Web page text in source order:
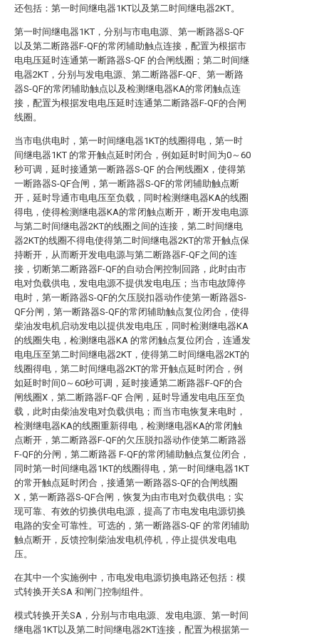
还包括：第一时间继电器1KT以及第二时间继电器2KT。
第一时间继电器1KT，分别与市电电源、第一断路器S-QF
以及第二断路器F-QF的常闭辅助触点连接，配置为根据市
电电压延时连通第一断路器S-QF 的合闸线圈；第二时间继
电器2KT，分别与发电电源、第二断路器F-QF、第一断路
器S-QF的常闭辅助触点以及检测继电器KA的常闭触点连
接，配置为根据发电电压延时连通第二断路器F-QF的合闸
线圈。
当市电供电时，第一时间继电器1KT的线圈得电，第一时
间继电器1KT 的常开触点延时闭合，例如延时时间为0～60
秒可调，延时接通第一断路器S-QF 的合闸线圈X，使得第
一断路器S-QF合闸，第一断路器S-QF的常闭辅助触点断
开，延时导通市电电压至负载，同时检测继电器KA的线圈
得电，使得检测继电器KA的常闭触点断开，断开发电电源
与第二时间继电器2KT的线圈之间的连接，第二时间继电
器2KT的线圈不得电使得第二时间继电器2KT的常开触点保
持断开，从而断开发电电源与第二断路器F-QF之间的连
接，切断第二断路器F-QF的自动合闸控制回路，此时由市
电对负载供电，发电电源不提供发电电压；当市电故障停
电时，第一断路器S-QF的欠压脱扣器动作使第一断路器S-
QF分闸，第一断路器S-QF的常闭辅助触点复位闭合，使得
柴油发电机启动发电以提供发电电压，同时检测继电器KA
的线圈失电，检测继电器KA 的常闭触点复位闭合，连通发
电电压至第二时间继电器2KT，使得第二时间继电器2KT的
线圈得电，第二时间继电器2KT的常开触点延时闭合，例
如延时时间0～60秒可调，延时接通第二断路器F-QF的合
闸线圈X，第二断路器F-QF 合闸，延时导通发电电压至负
载，此时由柴油发电对负载供电；而当市电恢复来电时，
检测继电器KA的线圈重新得电，检测继电器KA的常闭触
点断开，第二断路器F-QF的欠压脱扣器动作使第二断路器
F-QF的分闸，第二断路器 F-QF的常闭辅助触点复位闭合，
同时第一时间继电器1KT的线圈得电，第一时间继电器1KT
的常开触点延时闭合，接通第一断路器S-QF的合闸线圈
X，第一断路器S-QF合闸，恢复为由市电对负载供电；实
现可靠、有效的切换供电电源，提高了市电发电电源切换
电路的安全可靠性。可选的，第一断路器S-QF 的常闭辅助
触点断开，反馈控制柴油发电机停机，停止提供发电电
压。
在其中一个实施例中，市电发电电源切换电路还包括：模
式转换开关SA 和闸门控制组件。
模式转换开关SA，分别与市电电源、发电电源、第一时间
继电器1KT以及第二时间继电器2KT连接，配置为根据第一